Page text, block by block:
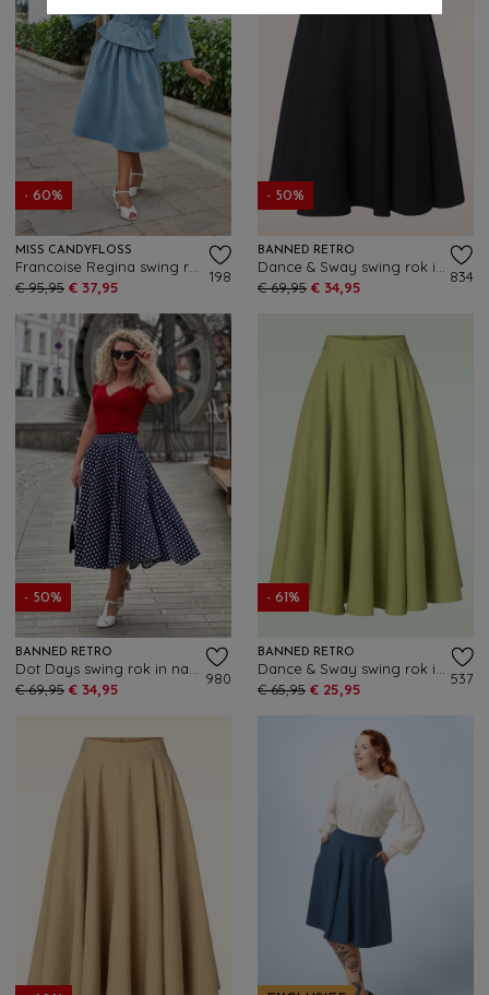
- 60%
MISS CANDYFLOSS
€ 95,95 € 37,95
198
- 50%
BANNED RETRO
€ 69,95 € 34,95
834
- 50%
BANNED RETRO
€ 69,95 € 34,95
980
- 61%
BANNED RETRO
€ 65,95 € 25,95
537